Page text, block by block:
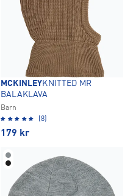
MCKINLEYKNITTED MR
BALAKLAVA
Barn
(8)
179 kr